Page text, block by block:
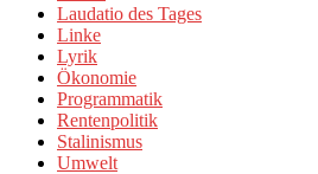
Laudatio des Tages
Linke
Lyrik
Ökonomie
Programmatik
Rentenpolitik
Stalinismus
Umwelt